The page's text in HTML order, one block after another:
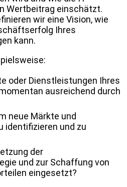
Wertbeitrag einschätzt.
wir eine Vision, wie
Ihres
kann.
oder Dienstleistungen Ihres
ausreichend durch
neue Märkte und
identifizieren und zu
der
und zur Schaffung von
eingesetzt?